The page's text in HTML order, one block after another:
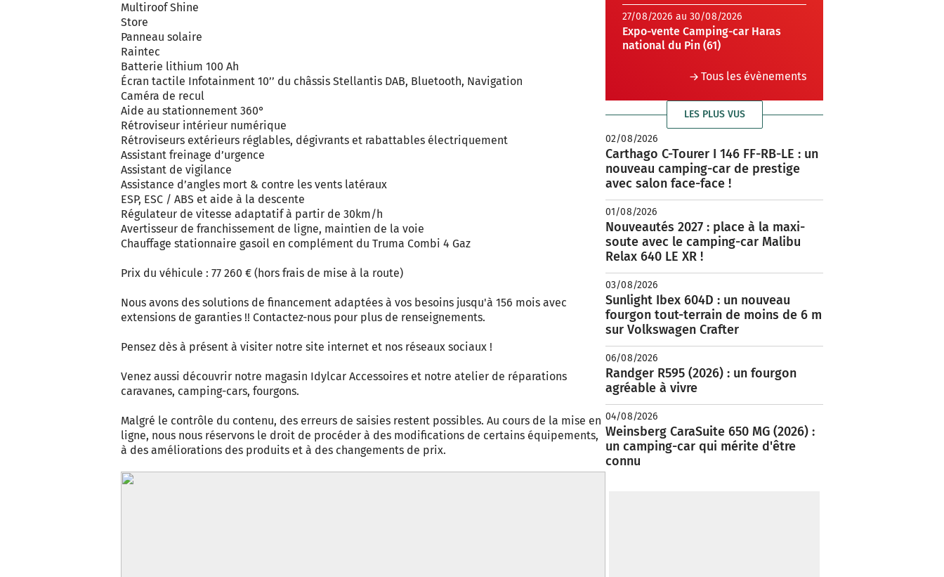
Multiroof Shine
Store
Panneau solaire
Raintec
Batterie lithium 100 Ah
Écran tactile Infotainment 10’’ du châssis Stellantis DAB, Bluetooth, Navigation
Caméra de recul
Aide au stationnement 360°
Rétroviseur intérieur numérique
Rétroviseurs extérieurs réglables, dégivrants et rabattables électriquement
Assistant freinage d’urgence
Assistant de vigilance
Assistance d’angles mort & contre les vents latéraux
ESP, ESC / ABS et aide à la descente
Régulateur de vitesse adaptatif à partir de 30km/h
Avertisseur de franchissement de ligne, maintien de la voie
Chauffage stationnaire gasoil en complément du Truma Combi 4 Gaz
Prix du véhicule : 77 260 € (hors frais de mise à la route)
Nous avons des solutions de financement adaptées à vos besoins jusqu'à 156 mois avec
extensions de garanties !! Contactez-nous pour plus de renseignements.
Pensez dès à présent à visiter notre site internet et nos réseaux sociaux !
Venez aussi découvrir notre magasin Idylcar Accessoires et notre atelier de réparations
caravanes, camping-cars, fourgons.
Malgré le contrôle du contenu, des erreurs de saisies restent possibles. Au cours de la mise en
ligne, nous nous réservons le droit de procéder à des modifications de certains équipements,
à des améliorations des produits et à des changements de prix.
27/08/2026 au 30/08/2026
Expo-vente Camping-car Haras
national du Pin (61)
Tous les évènements
LES PLUS VUS
02/08/2026
Carthago C-Tourer I 146 FF-RB-LE : un
nouveau camping-car de prestige
avec salon face-face !
01/08/2026
Nouveautés 2027 : place à la maxi-
soute avec le camping-car Malibu
Relax 640 LE XR !
03/08/2026
Sunlight Ibex 604D : un nouveau
fourgon tout-terrain de moins de 6 m
sur Volkswagen Crafter
06/08/2026
Randger R595 (2026) : un fourgon
agréable à vivre
04/08/2026
Weinsberg CaraSuite 650 MG (2026) :
un camping-car qui mérite d'être
connu